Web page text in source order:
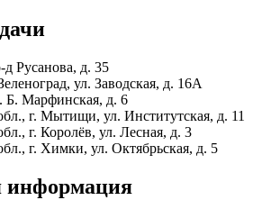
Русанова, д. 35
ул. Заводская, д. 16А
Б. Марфинская, д. 6
г. Мытищи, ул. Институтская, д. 11
г. Королёв, ул. Лесная, д. 3
г. Химки, ул. Октябрьская, д. 5
информация